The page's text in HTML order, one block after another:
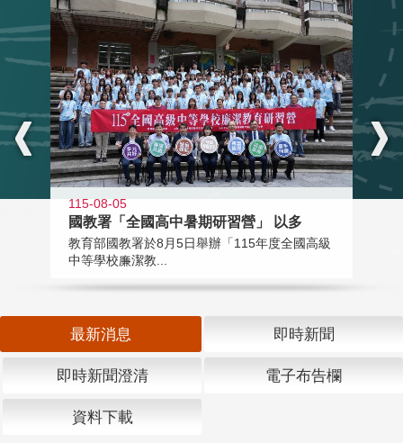
115-08-05
國教署「全國高中暑期研習營」 以多
教育部國教署於8月5日舉辦「115年度全國高級
中等學校廉潔教...
最新消息 即時新聞
即時新聞澄清 電子布告欄
資料下載